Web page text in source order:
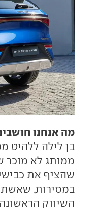
מה אנחנו
ממותג לא מוכר
שהציף את
במסירות,
השיווק